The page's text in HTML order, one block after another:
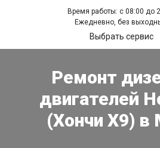
Время работы: с 08:00 до
Ежедневно, без
Выбрать сервис
Ремонт
двигателей
(Хончи Х9) в